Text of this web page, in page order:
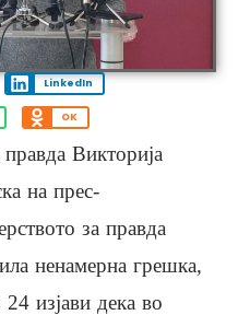
LinkedIn
OK
Викторија
на прес-
за правда
ненамерна грешка,
изјави дека во